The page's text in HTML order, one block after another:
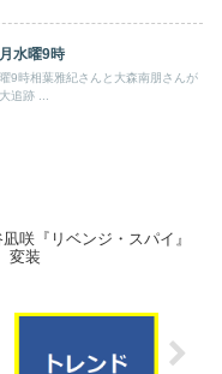
水曜9時
9時相葉雅紀さんと大森南朋さんが
追跡 ...
咲『リベンジ・スパイ』
変装